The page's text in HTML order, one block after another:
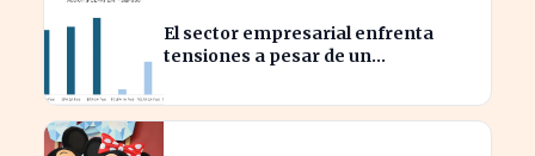
El sector empresarial enfrenta
tensiones a pesar de un